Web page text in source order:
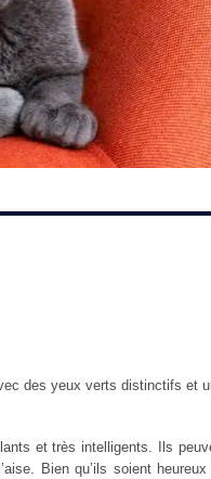
des yeux verts distinctifs et
et très intelligents. Ils
Bien qu’ils soient heureux